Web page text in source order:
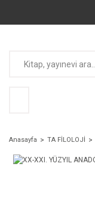
Anasayfa TA FİLOLOJİ